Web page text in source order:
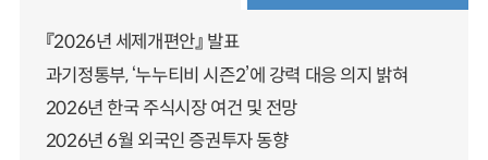
『2026년 세제개편안』 발표
과기정통부, ‘누누티비 시즌2’에 강력 대응 의지 밝혀
2026년 한국 주식시장 여건 및 전망
2026년 6월 외국인 증권투자 동향